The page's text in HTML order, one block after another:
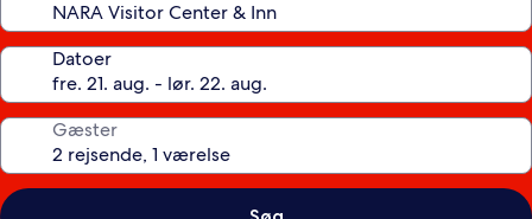
Datoer
Gæster